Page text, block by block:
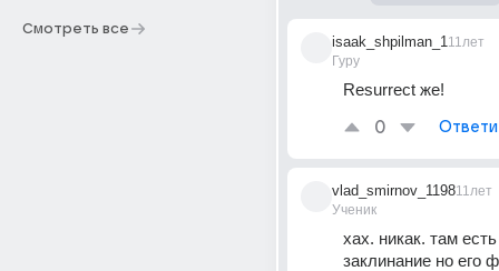
Смотреть все
isaak_shpilman_1
Гуру
11лет
Resurrect же!
0
vlad_smirnov_1198
Ученик
11лет
хах. никак. там
заклинание но его